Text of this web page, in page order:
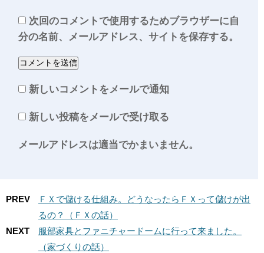
次回のコメントで使用するためブラウザーに自
分の名前、メールアドレス、サイトを保存する。
新しいコメントをメールで通知
新しい投稿をメールで受け取る
メールアドレスは適当でかまいません。
PREV
ＦＸで儲ける仕組み。どうなったらＦＸって儲けが出
るの？（ＦＸの話）
NEXT
服部家具とファニチャードームに行って来ました。
（家づくりの話）